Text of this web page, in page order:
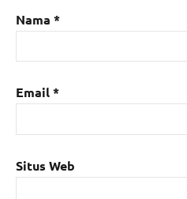
Nama *
Email*
Situs Web